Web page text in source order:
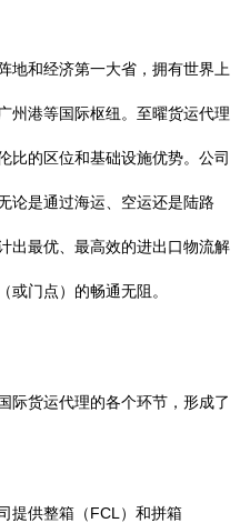
地和经济第一大省，拥有世界上
州港等国际枢纽。至曜货运代理
比的区位和基础设施优势。公司
论是通过海运、空运还是陆路
出最优、最高效的进出口物流解
或门点）的畅通无阻。
际货运代理的各个环节，形成了
提供整箱（FCL）和拼箱